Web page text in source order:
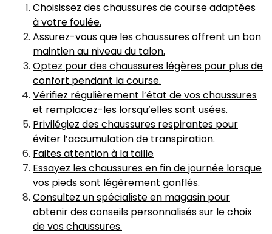
Choisissez des chaussures de course adaptées
à votre foulée.
Assurez-vous que les chaussures offrent un bon
maintien au niveau du talon.
Optez pour des chaussures légères pour plus de
confort pendant la course.
Vérifiez régulièrement l’état de vos chaussures
et remplacez-les lorsqu’elles sont usées.
Privilégiez des chaussures respirantes pour
éviter l’accumulation de transpiration.
Faites attention à la taille
Essayez les chaussures en fin de journée lorsque
vos pieds sont légèrement gonflés.
Consultez un spécialiste en magasin pour
obtenir des conseils personnalisés sur le choix
de vos chaussures.